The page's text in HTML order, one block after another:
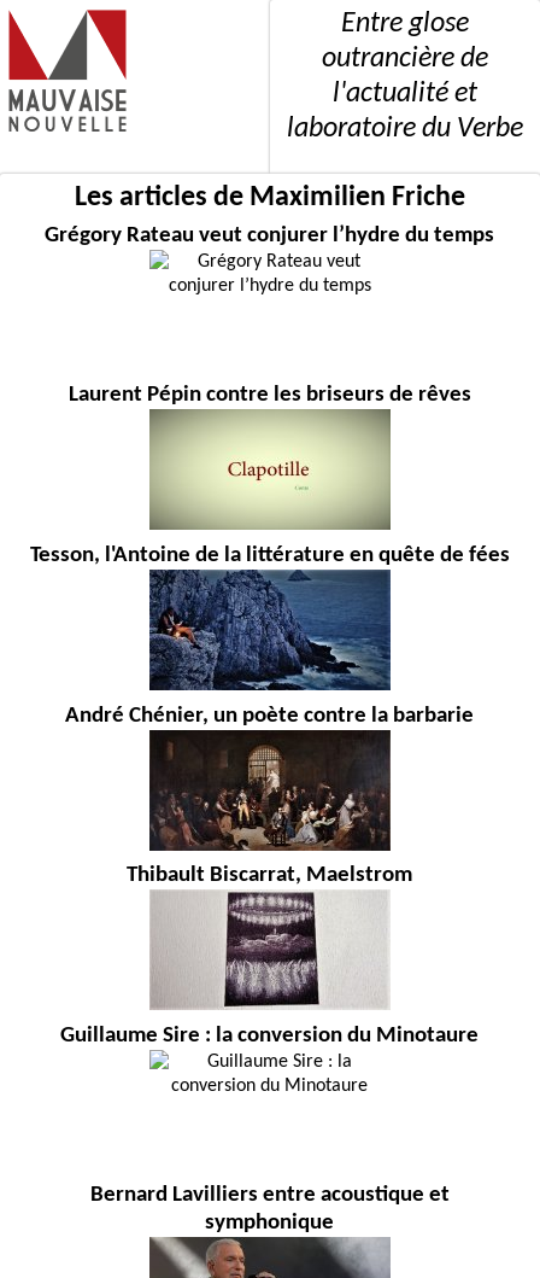
Entre glose
outrancière de
l'actualité et
laboratoire du Verbe
Les articles de Maximilien Friche
Grégory Rateau veut conjurer l’hydre du temps
Laurent Pépin contre les briseurs de rêves
Tesson, l'Antoine de la littérature en quête de fées
André Chénier, un poète contre la barbarie
Thibault Biscarrat, Maelstrom
Guillaume Sire : la conversion du Minotaure
Bernard Lavilliers entre acoustique et
symphonique